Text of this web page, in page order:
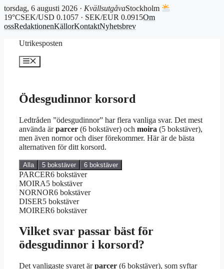
torsdag, 6 augusti 2026 · KvällsutgåvaStockholm
19°CSEK/USD 0.1057 · SEK/EUR 0.0915Om
ossRedaktionenKällorKontaktNyhetsbrev
Utrikesposten
Meny
Ödesgudinnor korsord
Ledtråden ”ödesgudinnor” har flera vanliga svar. Det mest
använda ärparcer (6 bokstäver) och moira (5 bokstäver),
men även nornor och diser förekommer. Här är de bästa
alternativen för ditt korsord.
Alla 5 bokstäver 6 bokstäver
PARCER6 bokstäver
MOIRA5 bokstäver
NORNOR6 bokstäver
DISER5 bokstäver
MOIRER6 bokstäver
Vilket svar passar bäst för
ödesgudinnor i korsord?
Det vanligaste svaret ärparcer (6 bokstäver), som syftar